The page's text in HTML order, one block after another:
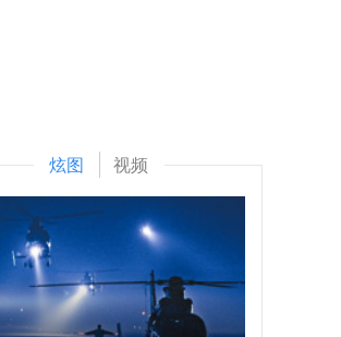
炫图 视频